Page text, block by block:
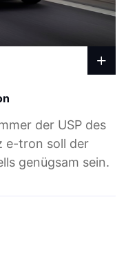
der USP des
e-tron soll der
genügsam sein.